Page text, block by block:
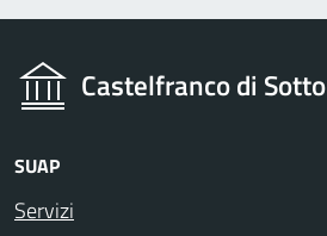
Castelfranco di Sotto
SUAP
Servizi